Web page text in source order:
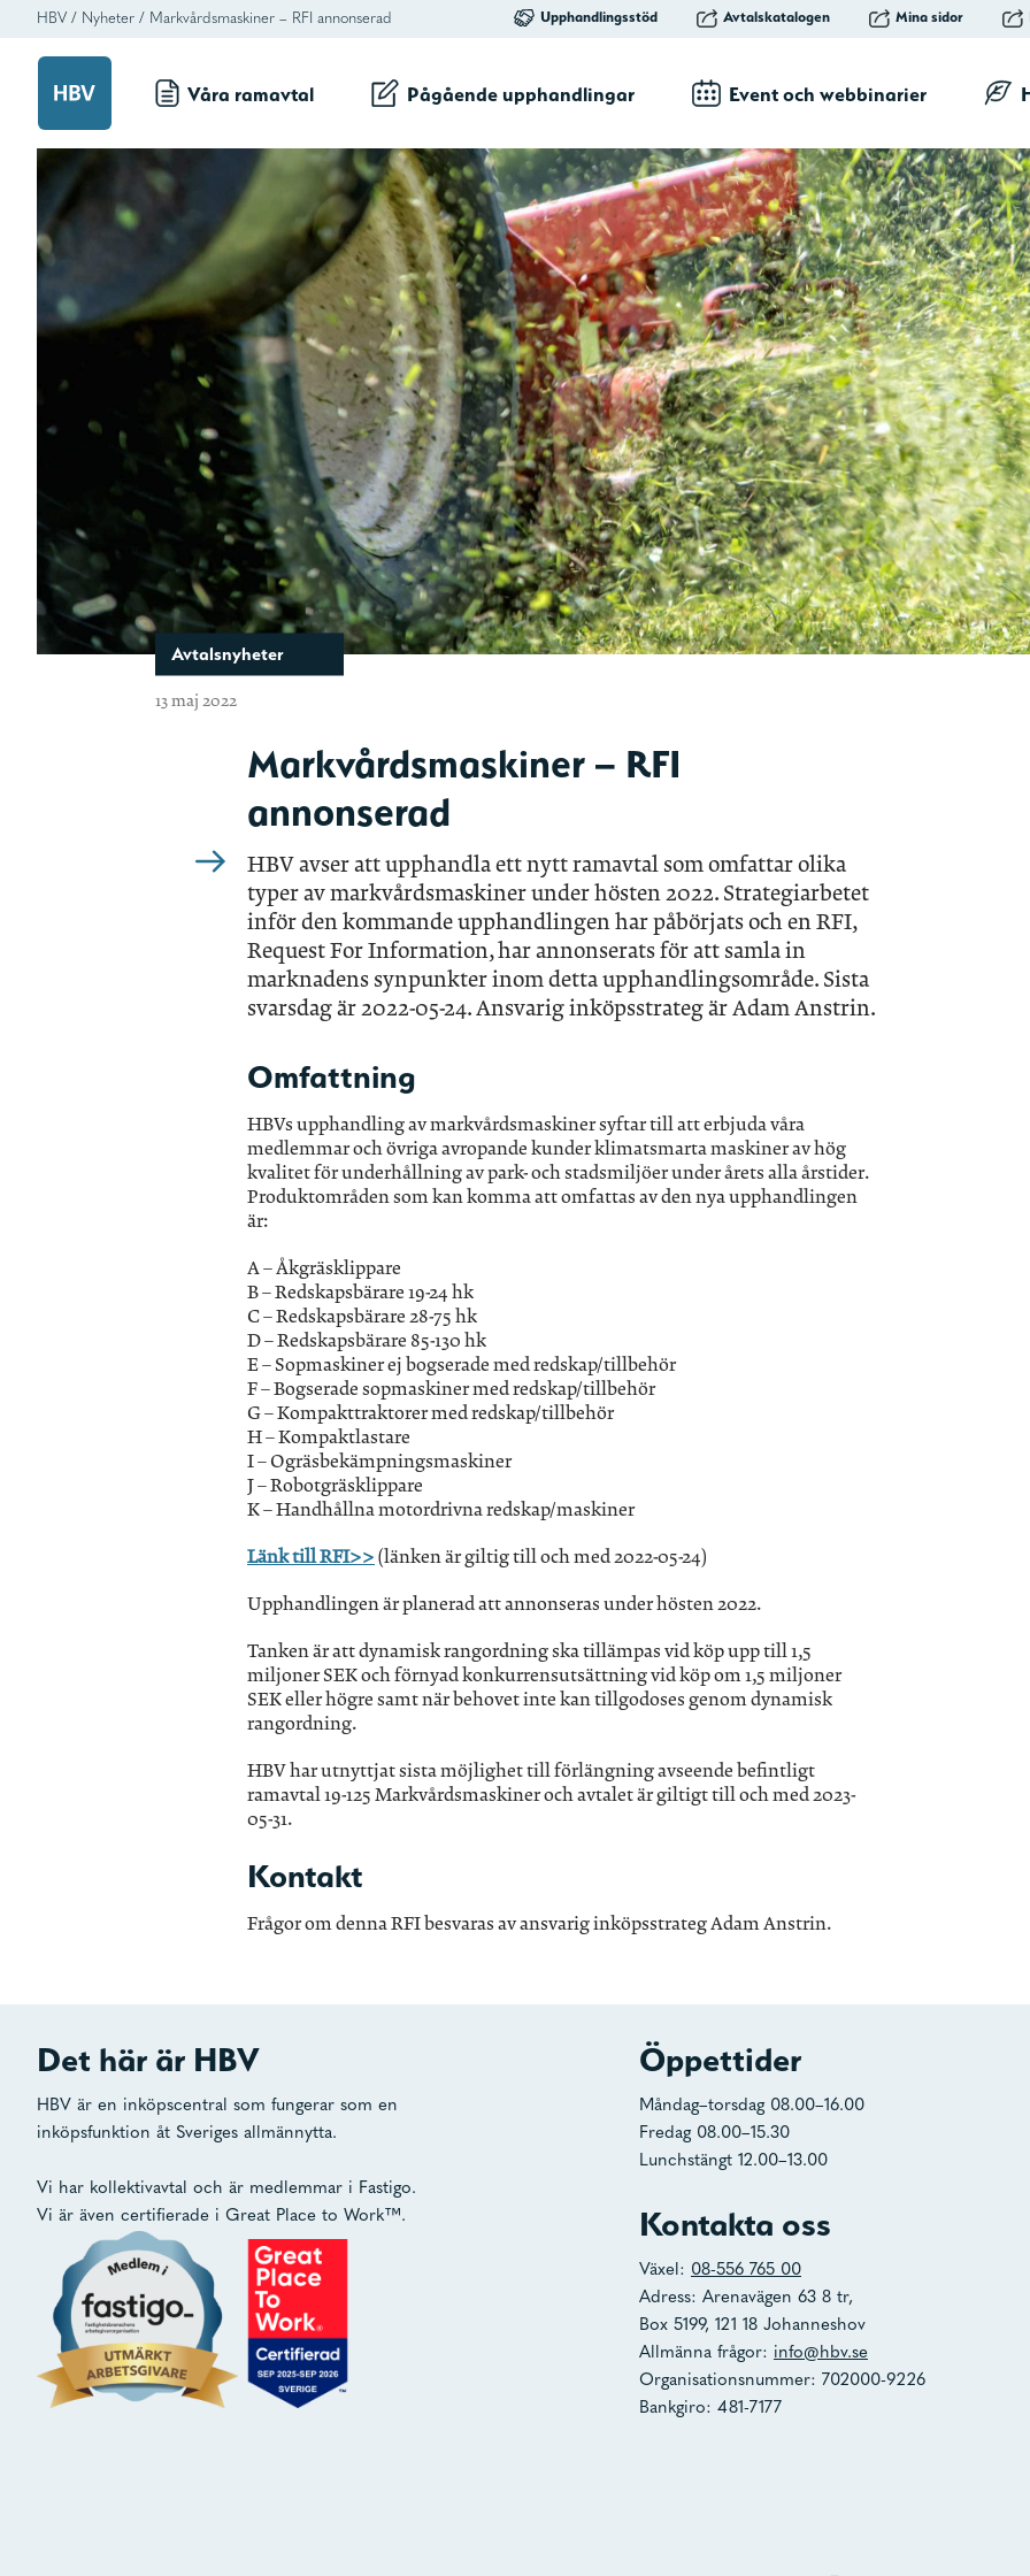
HBV / Nyheter / Markvårdsmaskiner – RFI annonserad Upphandlingsstöd Avtalskatalogen Mina sidor
Våra ramavtal Pågående upphandlingar Event och webbinarier
Avtalsnyheter
13 maj 2022
Markvårdsmaskiner – RFI
annonserad
HBV avser att upphandla ett nytt ramavtal som omfattar olika
typer av markvårdsmaskiner under hösten 2022. Strategiarbetet
inför den kommande upphandlingen har påbörjats och en RFI,
Request For Information, har annonserats för att samla in
marknadens synpunkter inom detta upphandlingsområde. Sista
svarsdag är 2022-05-24. Ansvarig inköpsstrateg är Adam Anstrin.
Omfattning
HBVs upphandling av markvårdsmaskiner syftar till att erbjuda våra
medlemmar och övriga avropande kunder klimatsmarta maskiner av hög
kvalitet för underhållning av park- och stadsmiljöer under årets alla årstider.
Produktområden som kan komma att omfattas av den nya upphandlingen
är:
A – Åkgräsklippare
B – Redskapsbärare 19-24 hk
C – Redskapsbärare 28-75 hk
D – Redskapsbärare 85-130 hk
E – Sopmaskiner ej bogserade med redskap/tillbehör
F – Bogserade sopmaskiner med redskap/tillbehör
G – Kompakttraktorer med redskap/tillbehör
H – Kompaktlastare
I – Ogräsbekämpningsmaskiner
J – Robotgräsklippare
K – Handhållna motordrivna redskap/maskiner
Länk till RFI>>(länken är giltig till och med 2022-05-24)
Upphandlingen är planerad att annonseras under hösten 2022.
Tanken är att dynamisk rangordning ska tillämpas vid köp upp till 1,5
miljoner SEK och förnyad konkurrensutsättning vid köp om 1,5 miljoner
SEK eller högre samt när behovet inte kan tillgodoses genom dynamisk
rangordning.
HBV har utnyttjat sista möjlighet till förlängning avseende befintligt
ramavtal 19-125 Markvårdsmaskiner och avtalet är giltigt till och med 2023-
05-31.
Kontakt
Frågor om denna RFI besvaras av ansvarig inköpsstrateg Adam Anstrin.
Det här är HBV
HBV är en inköpscentral som fungerar som en
inköpsfunktion åt Sveriges allmännytta.
Vi har kollektivavtal och är medlemmar i Fastigo.
Vi är även certifierade i Great Place to Work™.
Öppettider
Måndag–torsdag 08.00–16.00
Fredag 08.00–15.30
Lunchstängt 12.00–13.00
Kontakta oss
Växel: 08-556 765 00
Adress: Arenavägen 63 8 tr,
Box 5199, 121 18 Johanneshov
Allmänna frågor: info@hbv.se
Organisationsnummer: 702000-9226
Bankgiro: 481-7177